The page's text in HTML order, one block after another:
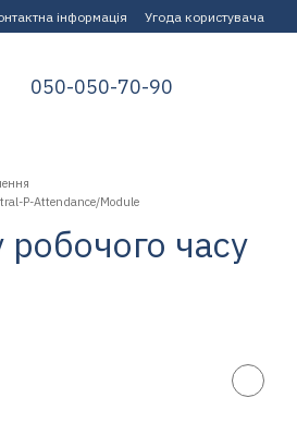
інформація Угода користувача
050-050-70-90
P-Attendance/Module
часу